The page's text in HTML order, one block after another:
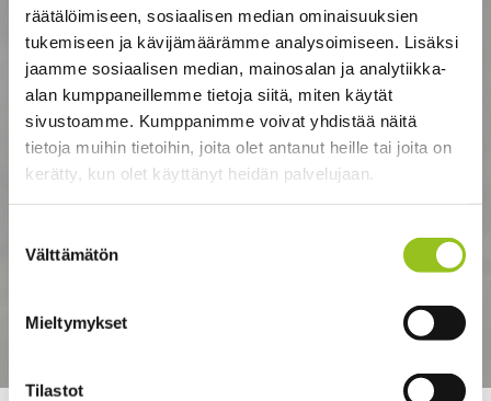
räätälöimiseen, sosiaalisen median ominaisuuksien
tukemiseen ja kävijämäärämme analysoimiseen. Lisäksi
jaamme sosiaalisen median, mainosalan ja analytiikka-
alan kumppaneillemme tietoja siitä, miten käytät
sivustoamme. Kumppanimme voivat yhdistää näitä
tietoja muihin tietoihin, joita olet antanut heille tai joita on
kerätty, kun olet käyttänyt heidän palvelujaan.
valinta
Välttämätön
Mieltymykset
Tilastot